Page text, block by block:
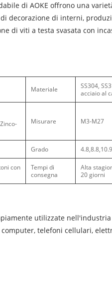
di AOKE offrono una
decorazione di interni,
di viti a testa svasata con
Materiale
SS304,
acciaio al
Misurare M3-M27
Grado
con
Tempi di
consegna
Alta
20 giorni
utilizzate
telefoni cellulari,